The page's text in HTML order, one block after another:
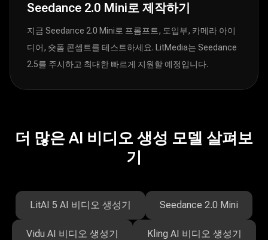
Seedance 2.0 Mini로 제작하기
지금 Seedance 2.0 Mini로 프롬프트, 도입부, 카메라 아이
디어, 숏폼 콘셉트를 테스트하세요. LitMedia는 Seedance
2.5를 주시하고 최대한 빠르게 지원할 예정입니다.
더 많은 AI 비디오 생성 모델 살펴보
기
LitAI 5 AI 비디오 생성기 Seedance 2.0 Mini
Vidu AI 비디오 생성기 Kling AI 비디오 생성기